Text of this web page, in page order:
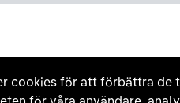
cookies för att förbättra de